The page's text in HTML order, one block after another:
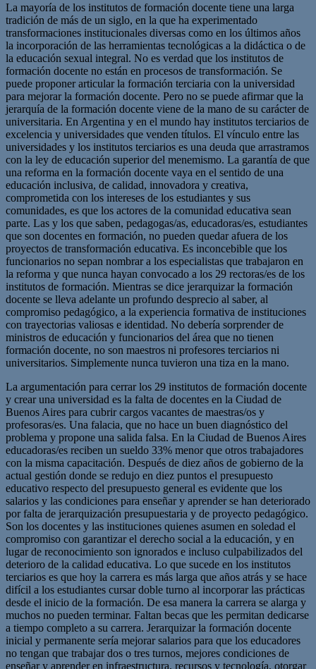
La mayoría de los institutos de formación docente tiene una larga
tradición de más de un siglo, en la que ha experimentado
transformaciones institucionales diversas como en los últimos años
la incorporación de las herramientas tecnológicas a la didáctica o de
la educación sexual integral. No es verdad que los institutos de
formación docente no están en procesos de transformación. Se
puede proponer articular la formación terciaria con la universidad
para mejorar la formación docente. Pero no se puede afirmar que la
jerarquía de la formación docente viene de la mano de su carácter de
universitaria. En Argentina y en el mundo hay institutos terciarios de
excelencia y universidades que venden títulos. El vínculo entre las
universidades y los institutos terciarios es una deuda que arrastramos
con la ley de educación superior del menemismo. La garantía de que
una reforma en la formación docente vaya en el sentido de una
educación inclusiva, de calidad, innovadora y creativa,
comprometida con los intereses de los estudiantes y sus
comunidades, es que los actores de la comunidad educativa sean
parte. Las y los que saben, pedagogas/as, educadoras/es, estudiantes
que son docentes en formación, no pueden quedar afuera de los
proyectos de transformación educativa. Es inconcebible que los
funcionarios no sepan nombrar a los especialistas que trabajaron en
la reforma y que nunca hayan convocado a los 29 rectoras/es de los
institutos de formación. Mientras se dice jerarquizar la formación
docente se lleva adelante un profundo desprecio al saber, al
compromiso pedagógico, a la experiencia formativa de instituciones
con trayectorias valiosas e identidad. No debería sorprender de
ministros de educación y funcionarios del área que no tienen
formación docente, no son maestros ni profesores terciarios ni
universitarios. Simplemente nunca tuvieron una tiza en la mano.
La argumentación para cerrar los 29 institutos de formación docente
y crear una universidad es la falta de docentes en la Ciudad de
Buenos Aires para cubrir cargos vacantes de maestras/os y
profesoras/es. Una falacia, que no hace un buen diagnóstico del
problema y propone una salida falsa. En la Ciudad de Buenos Aires
educadoras/es reciben un sueldo 33% menor que otros trabajadores
con la misma capacitación. Después de diez años de gobierno de la
actual gestión donde se redujo en diez puntos el presupuesto
educativo respecto del presupuesto general es evidente que los
salarios y las condiciones para enseñar y aprender se han deteriorado
por falta de jerarquización presupuestaria y de proyecto pedagógico.
Son los docentes y las instituciones quienes asumen en soledad el
compromiso con garantizar el derecho social a la educación, y en
lugar de reconocimiento son ignorados e incluso culpabilizados del
deterioro de la calidad educativa. Lo que sucede en los institutos
terciarios es que hoy la carrera es más larga que años atrás y se hace
difícil a los estudiantes cursar doble turno al incorporar las prácticas
desde el inicio de la formación. De esa manera la carrera se alarga y
muchos no pueden terminar. Faltan becas que les permitan dedicarse
a tiempo completo a su carrera. Jerarquizar la formación docente
inicial y permanente sería mejorar salarios para que los educadores
no tengan que trabajar dos o tres turnos, mejores condiciones de
enseñar y aprender en infraestructura, recursos y tecnología, otorgar